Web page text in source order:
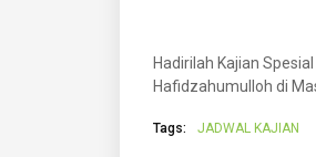
Hadirilah Kajian
Hafidzahumulloh di
Tags: JADWAL KAJIAN